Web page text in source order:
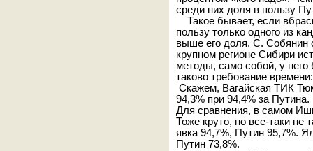
среди них доля в пользу
Такое бывает, если
пользу только одного из
выше его доля. С. Собянин
крупном регионе Сибири
методы, само собой, у него
таково требование
Скажем, Вагайская ТИК
94,3% при 94,4% за
Для сравнения, в самом
Тоже круто, но все-таки не
явка 94,7%, Путин 95,7%.
Путин 73,8%.